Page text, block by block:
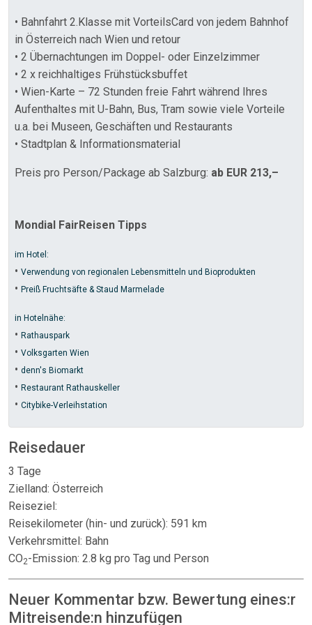
• Bahnfahrt 2.Klasse mit VorteilsCard von jedem Bahnhof
in Österreich nach Wien und retour
• 2 Übernachtungen im Doppel- oder Einzelzimmer
• 2 x reichhaltiges Frühstücksbuffet
• Wien-Karte – 72 Stunden freie Fahrt während Ihres
Aufenthaltes mit U-Bahn, Bus, Tram sowie viele Vorteile
u.a. bei Museen, Geschäften und Restaurants
• Stadtplan & Informationsmaterial
Preis pro Person/Package ab Salzburg: ab EUR 213,–
Mondial FairReisen Tipps
im Hotel:
• Verwendung von regionalen Lebensmitteln und Bioprodukten
• Preiß Fruchtsäfte & Staud Marmelade
in Hotelnähe:
• Rathauspark
• Volksgarten Wien
• denn's Biomarkt
• Restaurant Rathauskeller
• Citybike-Verleihstation
Reisedauer
3 Tage
Zielland: Österreich
Reiseziel:
Reisekilometer (hin- und zurück): 591 km
Verkehrsmittel: Bahn
CO2-Emission: 2.8 kg pro Tag und Person
Neuer Kommentar bzw. Bewertung eines:r
Mitreisende:n hinzufügen